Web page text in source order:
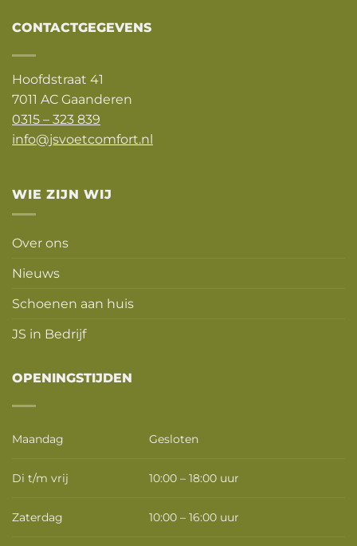
CONTACTGEGEVENS
Hoofdstraat 41
7011 AC Gaanderen
0315 – 323 839
info@jsvoetcomfort.nl
WIE ZIJN WIJ
Over ons
Nieuws
Schoenen aan huis
JS in Bedrijf
OPENINGSTIJDEN
Maandag Gesloten
Di t/m vrij 10:00 – 18:00 uur
Zaterdag 10:00 – 16:00 uur